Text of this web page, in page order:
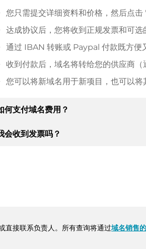
您只需提交详细资料和价格，然后点击
达成协议后，您将收到正规发票和可选
通过 IBAN 转账或 Paypal 付款既方便
收到付款后，域名将转给您的供应商
您可以将新域名用于新项目，也可以将
何支付域名费用？
成协议后，房东将通知您付款细节。
会收到发票吗？
直接联系负责人。所有查询将通过域名销售